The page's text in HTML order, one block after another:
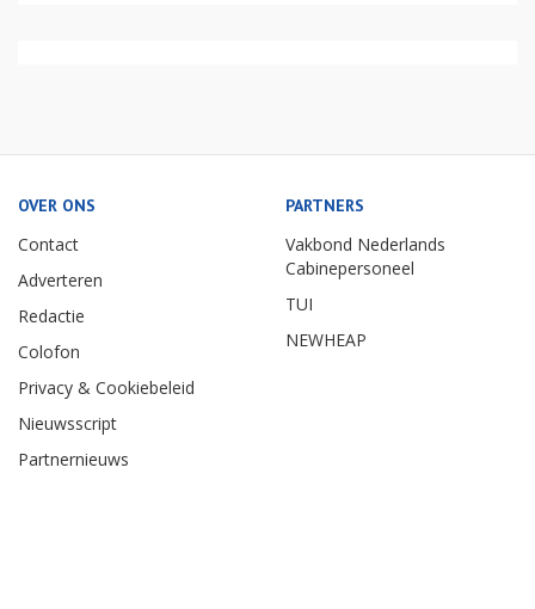
OVER ONS
Contact
Adverteren
Redactie
Colofon
Privacy & Cookiebeleid
Nieuwsscript
Partnernieuws
PARTNERS
Vakbond Nederlands
Cabinepersoneel
TUI
NEWHEAP